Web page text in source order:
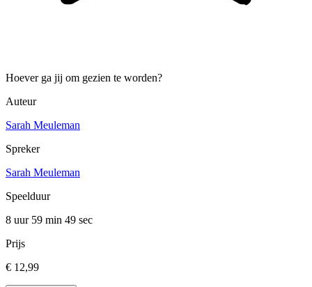
Hoever ga jij om gezien te worden?
Auteur
Sarah Meuleman
Spreker
Sarah Meuleman
Speelduur
8 uur 59 min 49 sec
Prijs
€ 12,99